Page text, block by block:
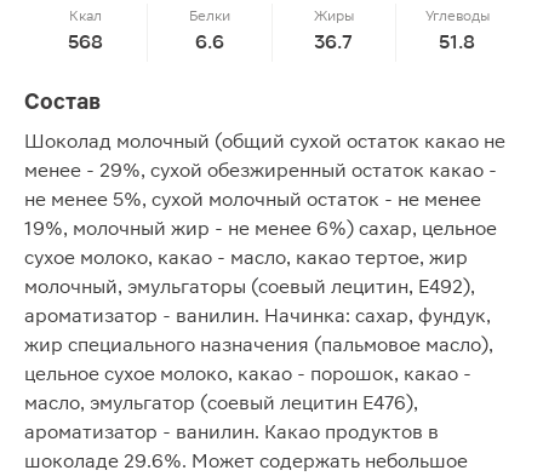
Ккал
568
Белки
6.6
Жиры
36.7
Углеводы
51.8
Состав
Шоколад молочный (общий сухой остаток какао не
менее - 29%, сухой обезжиренный остаток какао -
не менее 5%, сухой молочный остаток - не менее
19%, молочный жир - не менее 6%) сахар, цельное
сухое молоко, какао - масло, какао тертое, жир
молочный, эмульгаторы (соевый лецитин, Е492),
ароматизатор - ванилин. Начинка: сахар, фундук,
жир специального назначения (пальмовое масло),
цельное сухое молоко, какао - порошок, какао -
масло, эмульгатор (соевый лецитин Е476),
ароматизатор - ванилин. Какао продуктов в
шоколаде 29.6%. Может содержать небольшое